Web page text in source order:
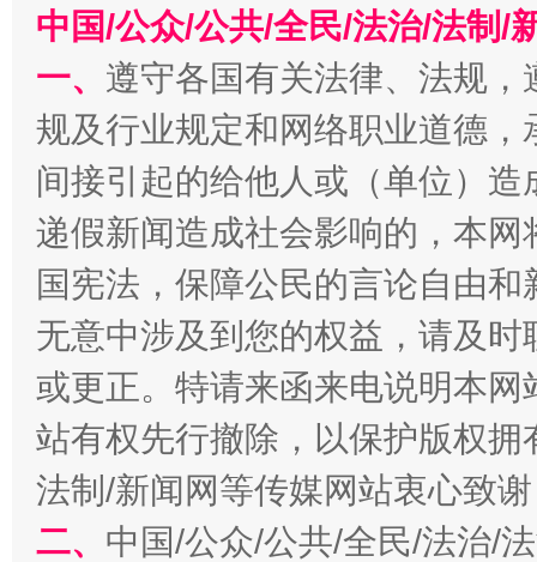
习近平的博鳌关键词
中国/公众/公共/全民/法治/法制/
一、 遵守各国有关法律、法规
规及行业规定和网络职业道德
间接引起的给他人或（单位）
递假新闻造成社会影响的，本
国宪法，保障公民的言论自由
无意中涉及到您的权益，请及
或更正。特请来函来电说明本
站有权先行撤除，以保护版权
法制/新闻网等传媒网站衷心致
二、 中国/公众/公共/全民/法治/